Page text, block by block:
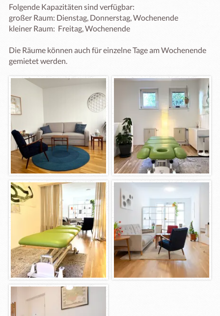
Folgende Kapazitäten sind verfügbar:
großer Raum: Dienstag, Donnerstag, Wochenende
kleiner Raum:  Freitag, Wochenende
Die Räume können auch für einzelne Tage am Wochenende
gemietet werden.